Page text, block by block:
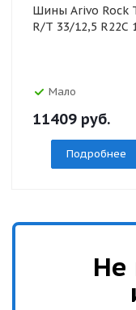
Шины Arivo Rock
R/T 33/12,5 R22C
Мало
11409 руб.
Подробнее
Не